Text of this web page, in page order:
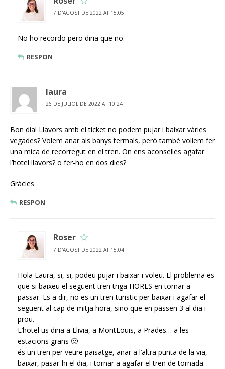
7 D'AGOST DE 2022 AT 15:05
No ho recordo pero diria que no.
RESPON
laura
26 DE JULIOL DE 2022 AT 10:24
Bon dia! Llavors amb el ticket no podem pujar i baixar vàries
vegades? Volem anar als banys termals, però també voliem fer
una mica de recorregut en el tren. On ens aconselles agafar
l’hotel llavors? o fer-ho en dos dies?
Gràcies
RESPON
Roser
7 D'AGOST DE 2022 AT 15:04
Hola Laura, si, si, podeu pujar i baixar i voleu. El problema es
que si baixeu el següent tren triga HORES en tornar a
passar. Es a dir, no es un tren turistic per baixar i agafar el
seguent al cap de mitja hora, sino que en passen 3 al dia i
prou.
L’hotel us diria a Llivia, a MontLouis, a Prades… a les
estacions grans 🙂
és un tren per veure paisatge, anar a l’altra punta de la via,
baixar, pasar-hi el dia, i tornar a agafar el tren de tornada.